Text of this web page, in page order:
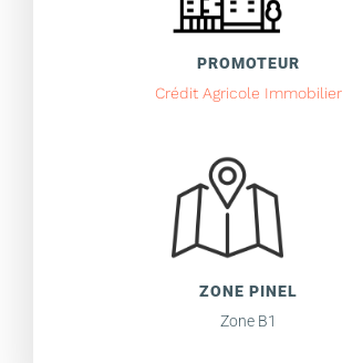
PROMOTEUR
Crédit Agricole Immobilier
ZONE PINEL
Zone B1